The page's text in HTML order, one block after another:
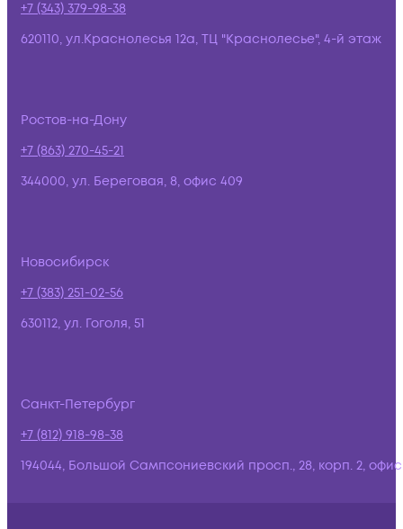
+7 (343) 379-98-38
620110, ул.Краснолесья 12а, ТЦ "Краснолесье", 4-й этаж
Ростов-на-Дону
+7 (863) 270-45-21
344000, ул. Береговая, 8, офис 409
Новосибирск
+7 (383) 251-02-56
630112, ул. Гоголя, 51
Санкт-Петербург
+7 (812) 918-98-38
194044, Большой Сампсониевский просп., 28, корп. 2,